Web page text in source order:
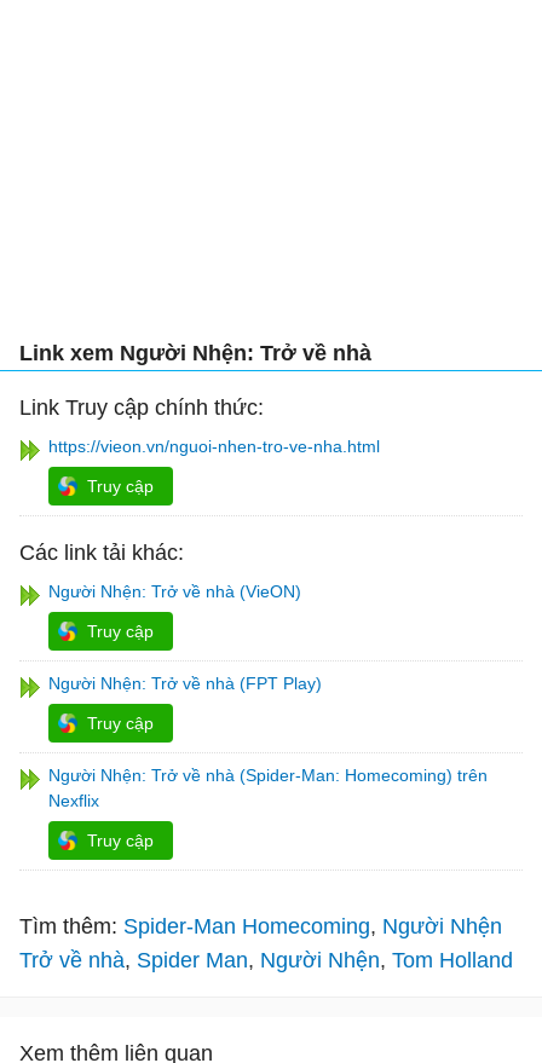
Link xem Người Nhện: Trở về nhà
Link Truy cập chính thức:
https://vieon.vn/nguoi-nhen-tro-ve-nha.html
Truy cập
Các link tải khác:
Người Nhện: Trở về nhà (VieON)
Truy cập
Người Nhện: Trở về nhà (FPT Play)
Truy cập
Người Nhện: Trở về nhà (Spider-Man: Homecoming) trên
Nexflix
Truy cập
Tìm thêm: Spider-Man Homecoming Người Nhện
Trở về nhà Spider Man Người Nhện Tom Holland
Xem thêm liên quan